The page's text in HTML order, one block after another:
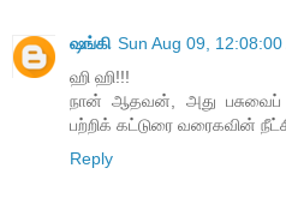
ஷங்கி Sun Aug 09, 12:08:00
ஹி ஹி!!!
நான் ஆதவன், அது பசுவைப்
பற்றிக் கட்டுரை வரைகவின்
Reply